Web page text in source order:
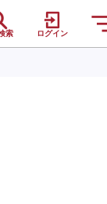
索 ログイン